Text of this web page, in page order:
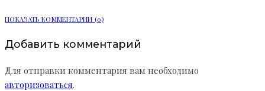
ПОКАЗАТЬ КОММЕНТАРИИ (0)
Добавить комментарий
Для отправки комментария вам необходимо
авторизоваться.